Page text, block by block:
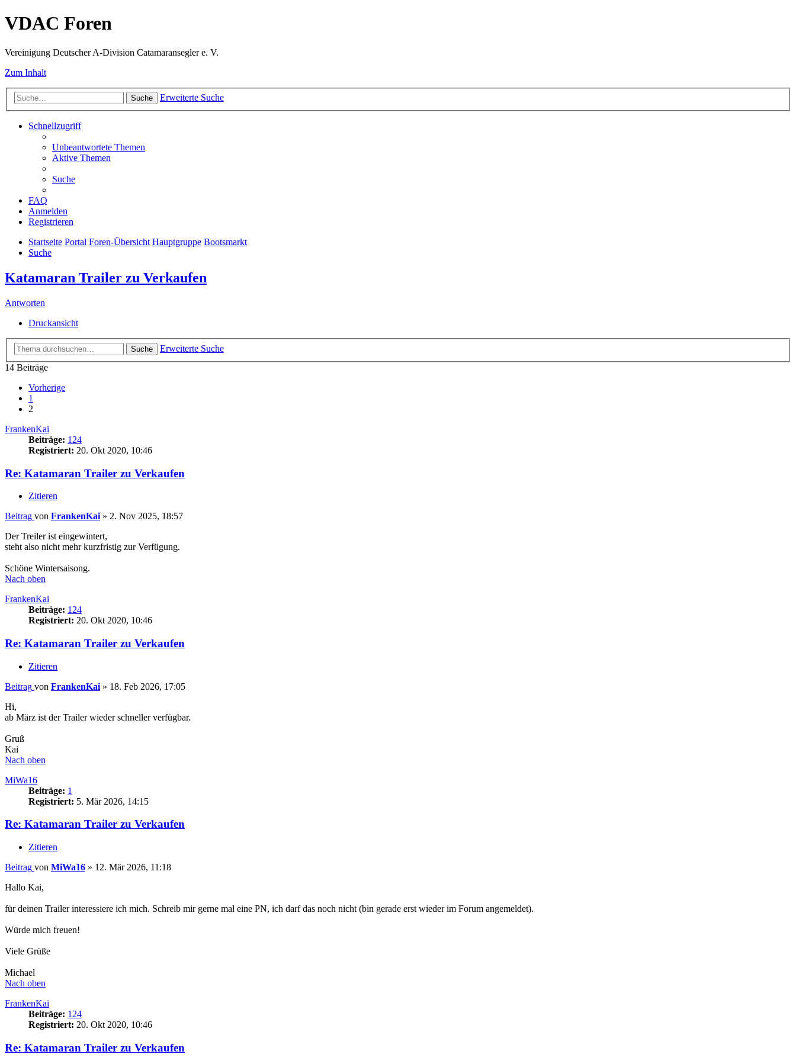
VDAC Foren
Vereinigung Deutscher A-Division Catamaransegler e. V.
Zum Inhalt
Suche Erweiterte Suche
Schnellzugriff
Unbeantwortete Themen
Aktive Themen
Suche
FAQ
Anmelden
Registrieren
Startseite Portal Foren-Übersicht Hauptgruppe Bootsmarkt
Suche
Katamaran Trailer zu Verkaufen
Antworten
Druckansicht
Suche
Erweiterte Suche
14 Beiträge
Vorherige
1
2
FrankenKai
Beiträge: 124
Registriert: 20. Okt 2020, 10:46
Re: Katamaran Trailer zu Verkaufen
Zitieren
Beitrag von FrankenKai » 2. Nov 2025, 18:57
Der Treiler ist eingewintert,
steht also nicht mehr kurzfristig zur Verfügung.
Schöne Wintersaisong.
Nach oben
FrankenKai
Beiträge: 124
Registriert: 20. Okt 2020, 10:46
Re: Katamaran Trailer zu Verkaufen
Zitieren
Beitrag von FrankenKai » 18. Feb 2026, 17:05
Hi,
ab März ist der Trailer wieder schneller verfügbar.
Gruß
Kai
Nach oben
MiWa16
Beiträge: 1
Registriert: 5. Mär 2026, 14:15
Re: Katamaran Trailer zu Verkaufen
Zitieren
Beitrag von MiWa16 » 12. Mär 2026, 11:18
Hallo Kai,
für deinen Trailer interessiere ich mich. Schreib mir gerne mal eine PN, ich darf das noch nicht (bin gerade erst wieder im Forum angemeldet).
Würde mich freuen!
Viele Grüße
Michael
Nach oben
FrankenKai
Beiträge: 124
Registriert: 20. Okt 2020, 10:46
Re: Katamaran Trailer zu Verkaufen